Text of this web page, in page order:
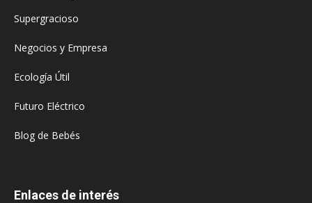
Supergracioso
Negocios y Empresa
Ecología Útil
Futuro Eléctrico
Blog de Bebés
Enlaces de interés